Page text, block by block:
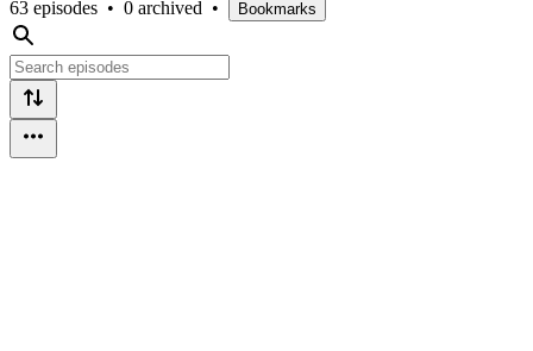
63 episodes • 0 archived • Bookmarks